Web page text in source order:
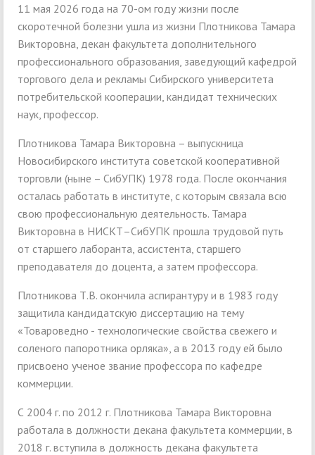
11 мая 2026 года на 70-ом году жизни после
скоротечной болезни ушла из жизни Плотникова Тамара
Викторовна, декан факультета дополнительного
профессионального образования, заведующий кафедрой
торгового дела и рекламы Сибирского университета
потребительской кооперации, кандидат технических
наук, профессор.
Плотникова Тамара Викторовна – выпускница
Новосибирского института советской кооперативной
торговли (ныне – СибУПК) 1978 года. После окончания
осталась работать в институте, с которым связала всю
свою профессиональную деятельность. Тамара
Викторовна в НИСКТ–СибУПК прошла трудовой путь
от старшего лаборанта, ассистента, старшего
преподавателя до доцента, а затем профессора.
Плотникова Т.В. окончила аспирантуру и в 1983 году
защитила кандидатскую диссертацию на тему
«Товароведно - технологические свойства свежего и
соленого папоротника орляка», а в 2013 году ей было
присвоено ученое звание профессора по кафедре
коммерции.
С 2004 г. по 2012 г. Плотникова Тамара Викторовна
работала в должности декана факультета коммерции, в
2018 г. вступила в должность декана факультета